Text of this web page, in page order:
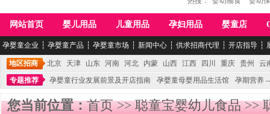
网站首页 婴儿用品 儿童用品 孕妇用品 婴童店
孕婴童企业 ┆ 孕婴童产品 ┆ 孕婴童市场 ┆ 新闻中心 ┆ 供求招商代理 ┆ 开店指导 ┆
地区招商 北京 天津 山东 河南 河北 内蒙 山西 江西 四川 重庆 贵州
云
专题推荐
孕婴童行业发展前景及开店指南 孕婴童母婴用品生活馆 孕期营养
您当前位置：首页>>聪童宝婴幼儿食品>>